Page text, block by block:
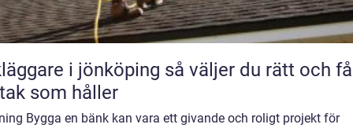
i jönköping så väljer du rätt och får
som håller
Bygga en bänk kan vara ett givande och roligt projekt för